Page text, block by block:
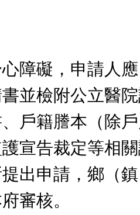
障礙，申請人
並檢附公立醫
戶籍謄本（除
宣告裁定等相
出申請，鄉（
審核。